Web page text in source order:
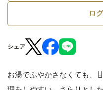
ロ
シェア
お湯でふやかさなくても、